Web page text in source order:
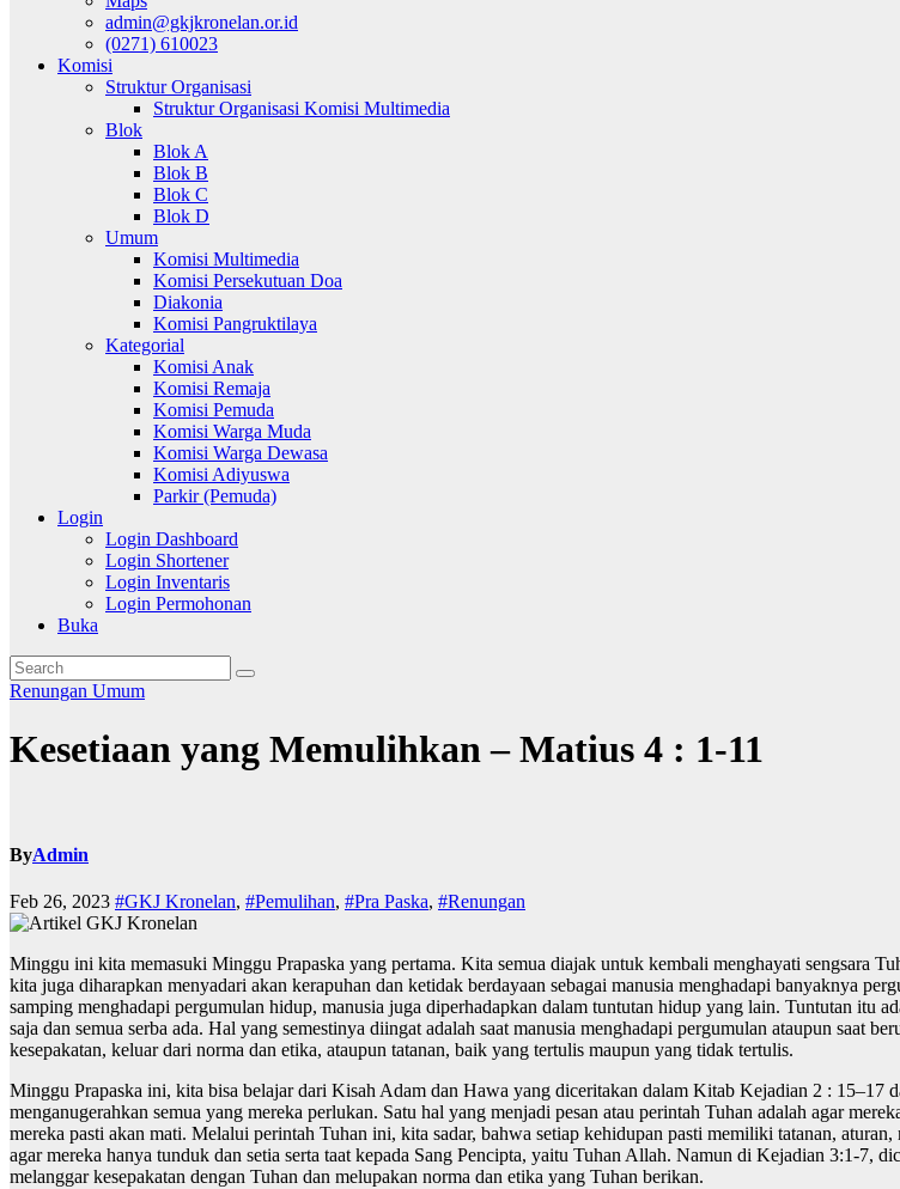
admin@gkjkronelan.or.id
(0271) 610023
Komisi
Struktur Organisasi
Struktur Organisasi Komisi Multimedia
Blok
Blok A
Blok B
Blok C
Blok D
Umum
Komisi Multimedia
Komisi Persekutuan Doa
Diakonia
Komisi Pangruktilaya
Kategorial
Komisi Anak
Komisi Remaja
Komisi Pemuda
Komisi Warga Muda
Komisi Warga Dewasa
Komisi Adiyuswa
Parkir (Pemuda)
Login
Login Dashboard
Login Shortener
Login Inventaris
Login Permohonan
Buka
Renungan Umum
Kesetiaan yang Memulihkan – Matius 4 : 1-11
ByAdmin
Feb 26, 2023 #GKJ Kronelan, #Pemulihan, #Pra Paska, #Renungan
Minggu ini kita memasuki Minggu Prapaska yang pertama. Kita semua diajak untuk kembali menghayati sengsara
kita juga diharapkan menyadari akan kerapuhan dan ketidak berdayaan sebagai manusia menghadapi banyaknya
samping menghadapi pergumulan hidup, manusia juga diperhadapkan dalam tuntutan hidup yang lain. Tuntutan itu
saja dan semua serba ada. Hal yang semestinya diingat adalah saat manusia menghadapi pergumulan ataupun saat
kesepakatan, keluar dari norma dan etika, ataupun tatanan, baik yang tertulis maupun yang tidak tertulis.
Minggu Prapaska ini, kita bisa belajar dari Kisah Adam dan Hawa yang diceritakan dalam Kitab Kejadian 2 : 15–17
menganugerahkan semua yang mereka perlukan. Satu hal yang menjadi pesan atau perintah Tuhan adalah agar
mereka pasti akan mati. Melalui perintah Tuhan ini, kita sadar, bahwa setiap kehidupan pasti memiliki tatanan,
agar mereka hanya tunduk dan setia serta taat kepada Sang Pencipta, yaitu Tuhan Allah. Namun di Kejadian 3:1-7,
melanggar kesepakatan dengan Tuhan dan melupakan norma dan etika yang Tuhan berikan.